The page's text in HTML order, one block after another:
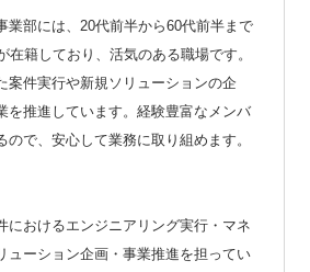
業部には、20代前半から60代前半まで
在籍しており、活気のある職場です。
案件実行や新規ソリューションの企
を推進しています。経験豊富なメンバ
ので、安心して業務に取り組めます。
におけるエンジニアリング実行・マネ
ューション企画・事業推進を担ってい